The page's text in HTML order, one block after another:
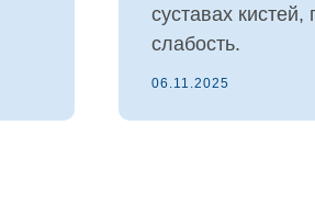
суставах
слабость.
06.11.2025